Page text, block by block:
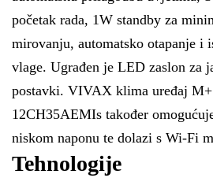
početak rada, 1W standby za
mirovanju, automatsko otapanje i
vlage. Ugrađen je LED zaslon za
postavki. VIVAX klima uređaj
12CH35AEMIs također
niskom naponu te dolazi s Wi-Fi
Tehnologije